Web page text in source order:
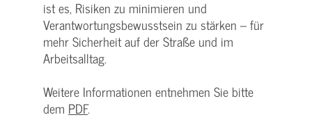
ist es, Risiken zu minimieren und
Verantwortungsbewusstsein zu stärken – für
mehr Sicherheit auf der Straße und im
Arbeitsalltag.
Weitere Informationen entnehmen Sie bitte
dem PDF.